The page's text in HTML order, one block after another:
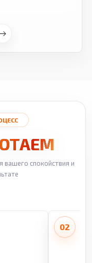
вашего спокойствия и
02